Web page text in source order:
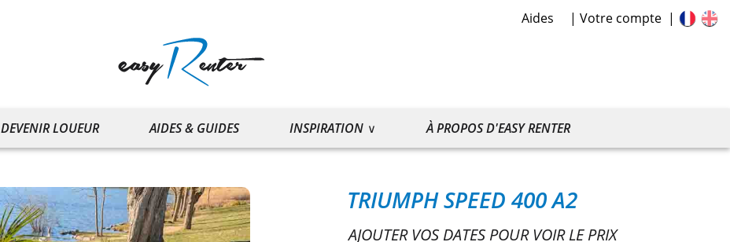
Aides Votre compte
DEVENIR LOUEUR AIDES & GUIDES INSPIRATION À PROPOS D'EASY RENTER
TRIUMPH SPEED 400 A2
AJOUTER VOS DATES POUR VOIR LE PRIX